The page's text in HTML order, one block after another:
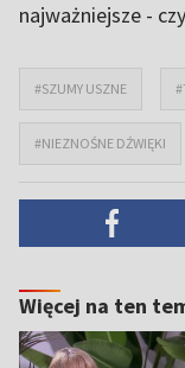
najważniejsze -
#SZUMY USZNE
#NIEZNOŚNE DŹWIĘKI
Więcej na ten